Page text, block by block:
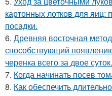
картонных лотков для яиц:
посадки.
6. Древняя восточная
способствующий
черенка всего за двое суток.
7. Когда начинать посев
8. Как обеспечить